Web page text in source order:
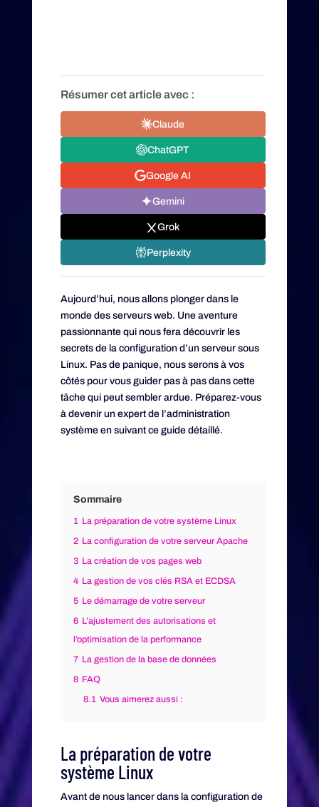
Résumer cet article avec :
Claude
ChatGPT
Google AI
Gemini
Grok
Perplexity
Aujourd’hui, nous allons plonger dans le
monde des serveurs web. Une aventure
passionnante qui nous fera découvrir les
secrets de la configuration d’un serveur sous
Linux. Pas de panique, nous serons à vos
côtés pour vous guider pas à pas dans cette
tâche qui peut sembler ardue. Préparez-vous
à devenir un expert de l’administration
système en suivant ce guide détaillé.
Sommaire
1 La préparation de votre système Linux
2 La configuration de votre serveur Apache
3 La création de vos pages web
4 La gestion de vos clés RSA et ECDSA
5 Le démarrage de votre serveur
6 L’ajustement des autorisations et
l’optimisation de la performance
7 La gestion de la base de données
8 FAQ
8.1 Vous aimerez aussi :
La préparation de votre
système Linux
Avant de nous lancer dans la configuration de